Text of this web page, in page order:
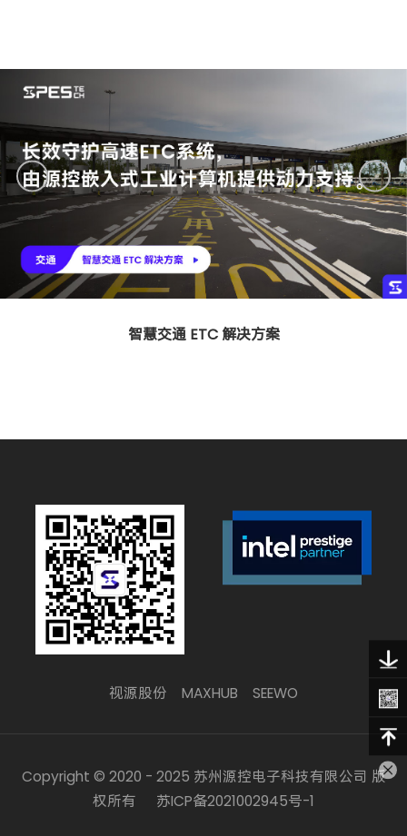
智慧交通 ETC 解决方案
视源股份 MAXHUB SEEWO
Copyright © 2020 - 2025 苏州源控电子科技有限公司 版
权所有
苏ICP备2021002945号-1